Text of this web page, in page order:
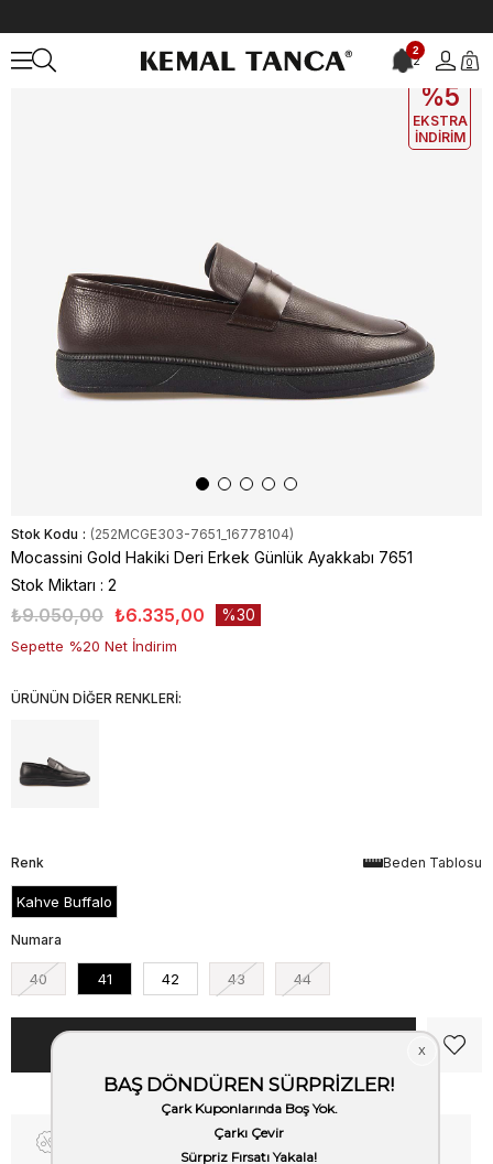
2
2 0
EKLE5
%5
EKSTRA
İNDİRİM
Stok Kodu (252MCGE303-7651_16778104)
Mocassini Gold Hakiki Deri Erkek Günlük Ayakkabı 7651
Stok Miktarı : 2
₺9.050,00 ₺6.335,00 30
Sepette %20 Net İndirim
ÜRÜNÜN DİĞER RENKLERİ:
Beden Tablosu
Renk
Kahve Buffalo
Numara
40 41 42 43 44
Fiyat Düşünce Haber Ver